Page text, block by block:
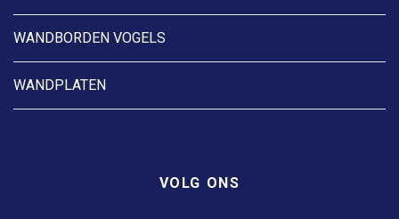
WANDBORDEN VOGELS
WANDPLATEN
VOLG ONS